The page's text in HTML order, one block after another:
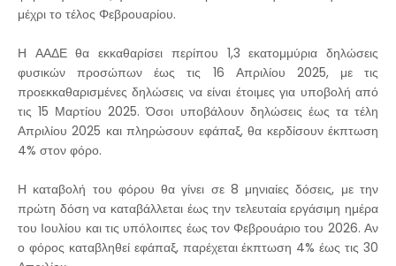
μέχρι το τέλος Φεβρουαρίου.
Η ΑΑΔΕ θα εκκαθαρίσει περίπου 1,3 εκατομμύρια δηλώσεις
φυσικών προσώπων έως τις 16 Απριλίου 2025, με τις
προεκκαθαρισμένες δηλώσεις να είναι έτοιμες για υποβολή από
τις 15 Μαρτίου 2025. Όσοι υποβάλουν δηλώσεις έως τα τέλη
Απριλίου 2025 και πληρώσουν εφάπαξ, θα κερδίσουν έκπτωση
4% στον φόρο.
Η καταβολή του φόρου θα γίνει σε 8 μηνιαίες δόσεις, με την
πρώτη δόση να καταβάλλεται έως την τελευταία εργάσιμη ημέρα
του Ιουλίου και τις υπόλοιπες έως τον Φεβρουάριο του 2026. Αν
ο φόρος καταβληθεί εφάπαξ, παρέχεται έκπτωση 4% έως τις 30